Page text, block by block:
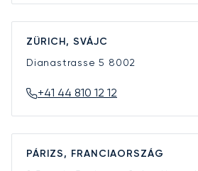
ZÜRICH, SVÁJC
Dianastrasse 5 8002
+41 44 810 12 12
PÁRIZS, FRANCIAORSZÁG